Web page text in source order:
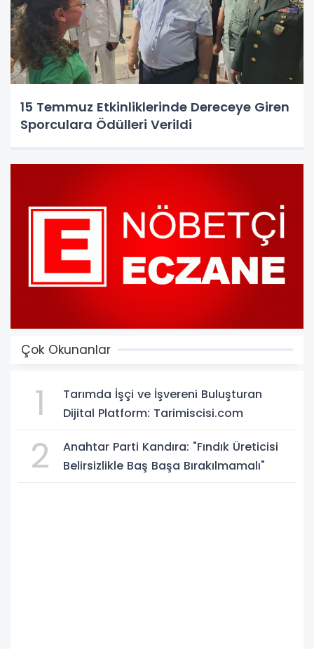
15 Temmuz Etkinliklerinde Dereceye Giren
Sporculara Ödülleri Verildi
Çok Okunanlar
1
Tarımda İşçi ve İşvereni Buluşturan
Dijital Platform: Tarimiscisi.com
2
Anahtar Parti Kandıra: "Fındık Üreticisi
Belirsizlikle Baş Başa Bırakılmamalı"